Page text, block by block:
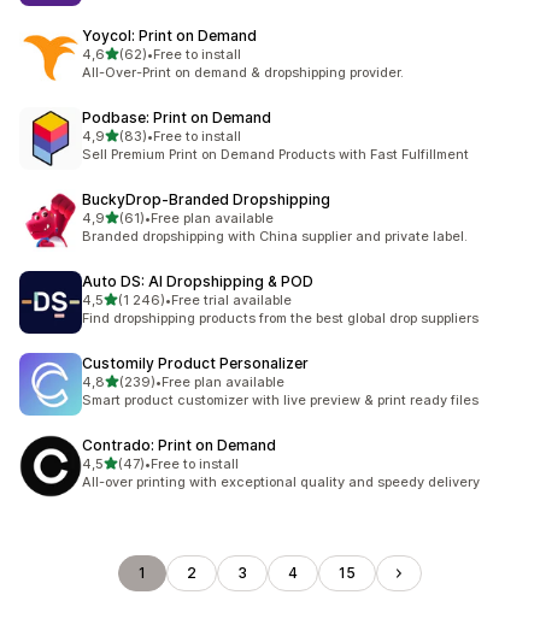
Yoycol: Print on Demand
4,6na 5 gwiazdek
(62)
Łączna liczba recenzji: 62
•Free to install
All-Over-Print on demand & dropshipping provider.
Podbase: Print on Demand
4,9na 5 gwiazdek
(83)
Łączna liczba recenzji: 83
•Free to install
Sell Premium Print on Demand Products with Fast Fulfillment
BuckyDrop‑Branded Dropshipping
4,9na 5 gwiazdek
(61)
Łączna liczba recenzji: 61
•Free plan available
Branded dropshipping with China supplier and private label.
Auto DS: AI Dropshipping & POD
4,5na 5 gwiazdek
(1 246)
Łączna liczba recenzji: 1246
•Free trial available
Find dropshipping products from the best global drop suppliers
Customily Product Personalizer
4,8na 5 gwiazdek
(239)
Łączna liczba recenzji: 239
•Free plan available
Smart product customizer with live preview & print ready files
Contrado: Print on Demand
4,5na 5 gwiazdek
(47)
Łączna liczba recenzji: 47
•Free to install
All-over printing with exceptional quality and speedy delivery
1 2 3 4 15